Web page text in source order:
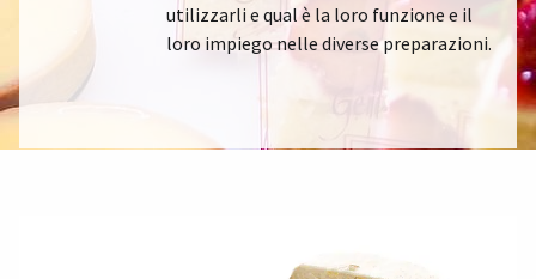
utilizzarli e qual è la loro funzione e il
loro impiego nelle diverse preparazioni.